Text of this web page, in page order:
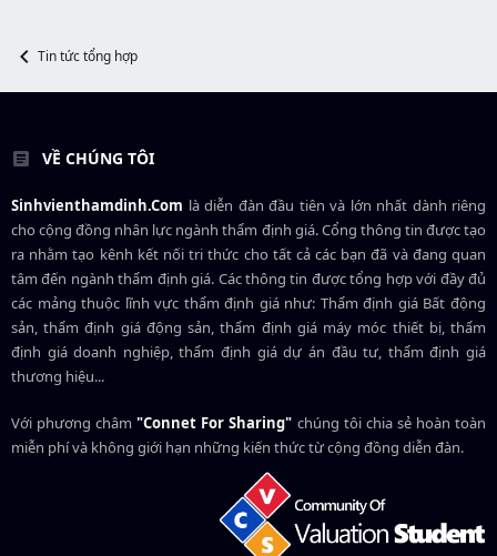
r
Tin tức tổng hợp
VỀ CHÚNG TÔI
Sinhvienthamdinh.Com là diễn đàn đầu tiên và lớn nhất dành riêng
cho cộng đồng nhân lực ngànhthẩm định giá. Cổng thông tin được tạo
ra nhằm tạo kênh kết nối tri thức cho tất cả các bạn đã và đang quan
tâm đến ngành thẩm định giá. Các thông tin được tổng hợp với đầy đủ
các mảng thuộc lĩnh vực thẩm định giá như: Thẩm định giá Bất động
sản, thẩm định giá động sản, thẩm định giá máy móc thiết bị, thẩm
định giá doanh nghiệp, thẩm định giá dự án đầu tư, thẩm định giá
thương hiệu...
Với phương châm"Connet For Sharing" chúng tôi chia sẻ hoàn toàn
miễn phí và không giới hạn những kiến thức từ cộng đồng diễn đàn.